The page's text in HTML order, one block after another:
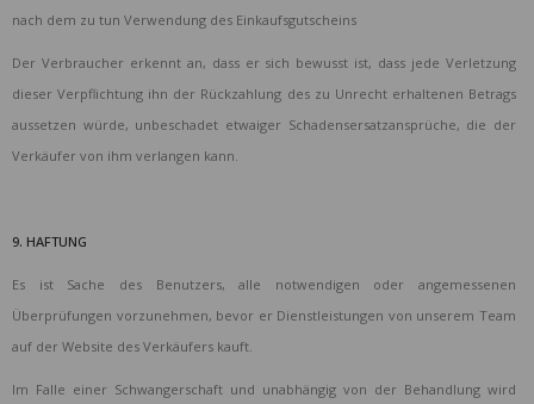
nach dem zu tun Verwendung des Einkaufsgutscheins
Der Verbraucher erkennt an, dass er sich bewusst ist, dass jede Verletzung
dieser Verpflichtung ihn der Rückzahlung des zu Unrecht erhaltenen Betrags
aussetzen würde, unbeschadet etwaiger Schadensersatzansprüche, die der
Verkäufer von ihm verlangen kann.
9. HAFTUNG
Es ist Sache des Benutzers, alle notwendigen oder angemessenen
Überprüfungen vorzunehmen, bevor er Dienstleistungen von unserem Team
auf der Website des Verkäufers kauft.
Im Falle einer Schwangerschaft und unabhängig von der Behandlung wird